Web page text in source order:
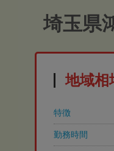
埼玉県
地域相
特徴
勤務時間